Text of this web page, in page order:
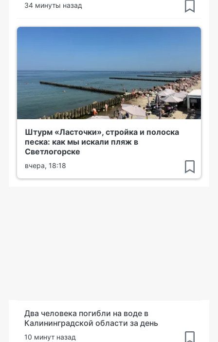
34 минуты назад
Штурм «Ласточки», стройка и полоска
песка: как мы искали пляж в
Светлогорске
вчера, 18:18
Два человека погибли на воде в
Калининградской области за день
10 минут назад